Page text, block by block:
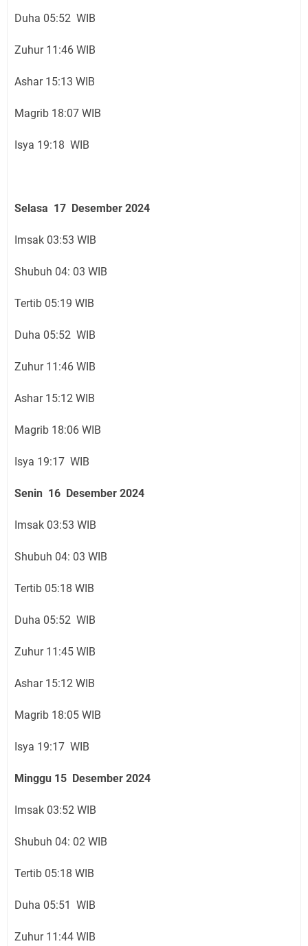
Duha 05:52 WIB
Zuhur 11:46 WIB
Ashar 15:13 WIB
Magrib 18:07 WIB
Isya 19:18 WIB
Selasa 17 Desember 2024
Imsak 03:53 WIB
Shubuh 04: 03 WIB
Tertib 05:19 WIB
Duha 05:52 WIB
Zuhur 11:46 WIB
Ashar 15:12 WIB
Magrib 18:06 WIB
Isya 19:17 WIB
Senin 16 Desember 2024
Imsak 03:53 WIB
Shubuh 04: 03 WIB
Tertib 05:18 WIB
Duha 05:52 WIB
Zuhur 11:45 WIB
Ashar 15:12 WIB
Magrib 18:05 WIB
Isya 19:17 WIB
Minggu 15 Desember 2024
Imsak 03:52 WIB
Shubuh 04: 02 WIB
Tertib 05:18 WIB
Duha 05:51 WIB
Zuhur 11:44 WIB